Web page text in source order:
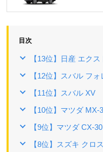
目次
【13位】日産 エク
【12位】スバル フ
【11位】スバル XV
【10位】マツダ MX-
【9位】マツダ CX-30
【8位】スズキ クロ